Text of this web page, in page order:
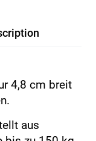
4,8 cm breit
aus